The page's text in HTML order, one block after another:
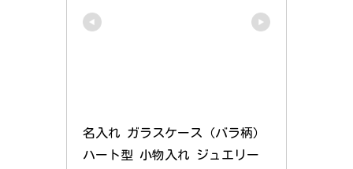
名入れ ガラスケース（バラ柄）
ハート型 小物入れ ジュエリー